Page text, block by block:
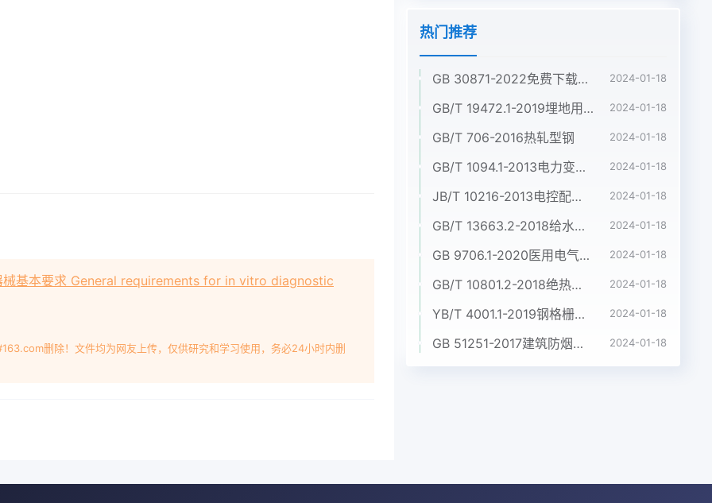
基本要求 General requirements for in vitro diagnostic
删除！文件均为网友上传，仅供研究和学习使用，务必24小时内删
热门推荐
GB 30871-2022免费下载危险化学品企业特殊作业安全规范 2024-01-18
GB/T 19472.1-2019埋地用聚乙烯(PE)结构壁管道系统 第1部分:聚乙烯双壁波纹管材 2024-01-18
GB/T 706-2016热轧型钢 2024-01-18
GB/T 1094.1-2013电力变压器 第1部分:总则 2024-01-18
JB/T 10216-2013电控配电用电缆桥架 2024-01-18
GB/T 13663.2-2018给水用聚乙烯(PE)管道系统 第2部分:管材 2024-01-18
GB 9706.1-2020医用电气设备 第1部分:基本安全和基本性能的通用要求 2024-01-18
GB/T 10801.2-2018绝热用挤塑聚苯乙烯泡沫塑料(XPS) 2024-01-18
YB/T 4001.1-2019钢格栅板及配套件 第1部分:钢格栅板 2024-01-18
GB 51251-2017建筑防烟排烟系统技术标准 2024-01-18